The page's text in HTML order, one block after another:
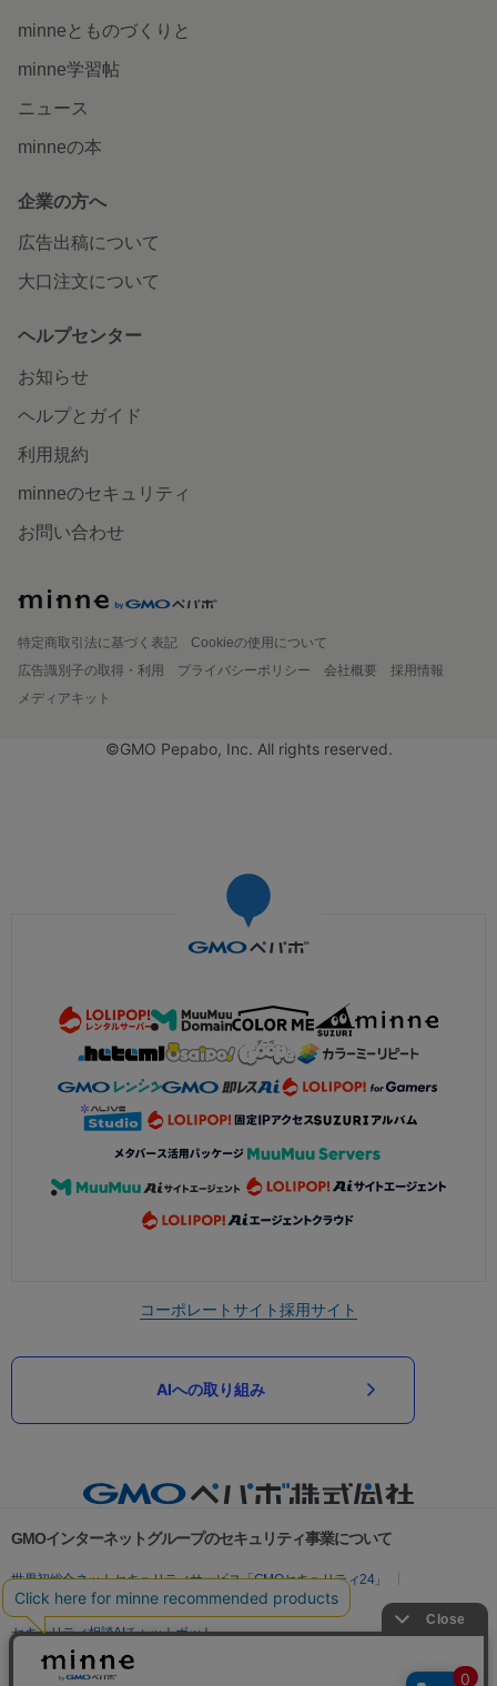
minneとものづくりと
minne学習帖
ニュース
minneの本
企業の方へ
広告出稿について
大口注文について
ヘルプセンター
お知らせ
ヘルプとガイド
利用規約
minneのセキュリティ
お問い合わせ
特定商取引法に基づく表記
Cookieの使用について
広告識別子の取得・利用
プライバシーポリシー 会社概要
採用情報
メディアキット
©GMO Pepabo, Inc. All rights reserved.
コーポレートサイト採用サイト
AIへの取り組み
GMOインターネットグループのセキュリティ事業について
世界初総合ネットセキュリティサービス「GMOセキュリティ24」
パスワード漏洩診断
Webサイトリスク診断
セキュリティ相談AIチャットボット
実在証明・盗聴対策